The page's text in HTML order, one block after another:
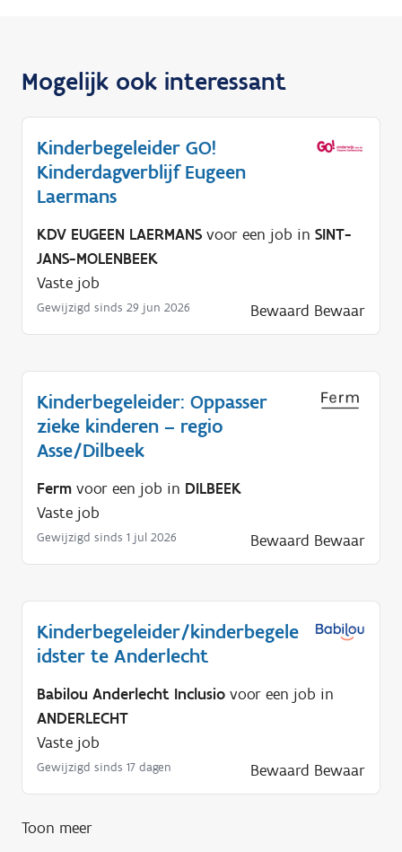
Mogelijk ook interessant
Kinderbegeleider GO!
Kinderdagverblijf Eugeen
Laermans
KDV EUGEEN LAERMANS voor een job in SINT-
JANS-MOLENBEEK
Vaste job
Gewijzigd sinds 29 jun 2026 Bewaard Bewaar
Kinderbegeleider: Oppasser
zieke kinderen – regio
Asse/Dilbeek
Ferm voor een job in DILBEEK
Vaste job
Gewijzigd sinds 1 jul 2026 Bewaard Bewaar
Kinderbegeleider/kinderbegele
idster te Anderlecht
Babilou Anderlecht Inclusio voor een job in
ANDERLECHT
Vaste job
Gewijzigd sinds 17 dagen Bewaard Bewaar
Toon meer